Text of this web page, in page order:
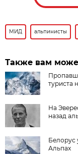
МИД альпинисты
Также вам
туриста
На
назад
Белорус
Альпах